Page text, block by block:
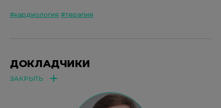
#кардиология #терапия
ДОКЛАДЧИКИ
ЗАКРЫТЬ